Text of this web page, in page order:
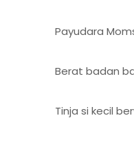
Payudara
Berat badan
Tinja si kecil